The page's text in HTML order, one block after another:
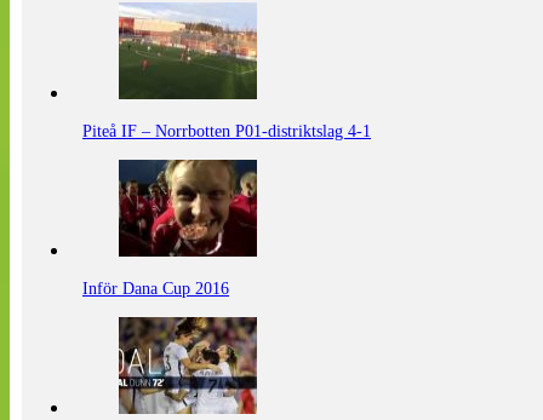
Piteå IF – Norrbotten P01-distriktslag 4-1
Inför Dana Cup 2016